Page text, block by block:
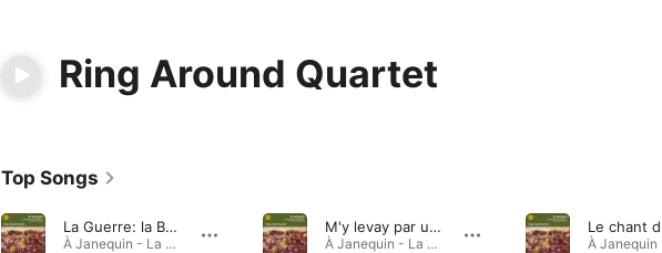
Ring Around Quartet
Top Songs
La Guerre: la Bataille de Marignan
À Janequin - La Bataille de Marignan et autres chansons · 2024
M'y levay par ung matin
À Janequin - La Bataille de Marignan et autres chansons · 2024